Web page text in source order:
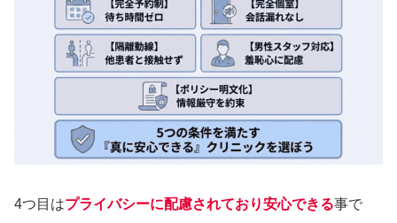
4つ目はプライバシーに配慮されており安心できる事で